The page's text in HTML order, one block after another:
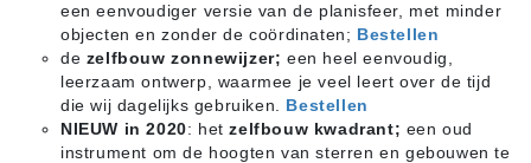
een eenvoudiger versie van de planisfeer, met minder
objecten en zonder de coördinaten; Bestellen
de zelfbouw zonnewijzer;een heel eenvoudig,
leerzaam ontwerp, waarmee je veel leert over de tijd
die wij dagelijks gebruiken. Bestellen
NIEUW in 2020: hetzelfbouw kwadrant; een oud
instrument om de hoogten van sterren en gebouwen te